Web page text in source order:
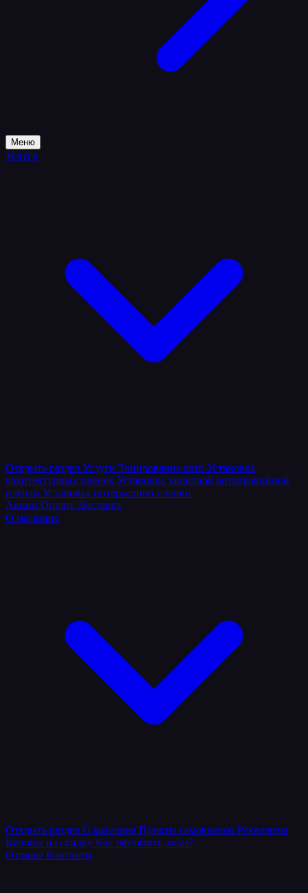
Меню
Услуги
Открыть раздел Услуги Тонирование авто Установка
архитектурных пленок Установка защитной антигравийной
пленки Установка интерьерной пленки
Акции Оплата Доставка
О магазине
Открыть раздел О магазине Пункты самовывоза Реквизиты
Купоны на скидку Как оформить заказ?
Отзывы Контакты